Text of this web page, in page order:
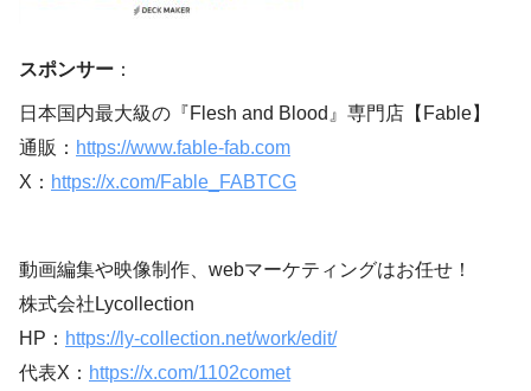
スポンサー ：
日本国内最大級の『Flesh and Blood』専門店【Fable】
通販： https://www.fable-fab.com
X： https://x.com/Fable_FABTCG
動画編集や映像制作、webマーケティングはお任せ！
株式会社Lycollection
HP： https://ly-collection.net/work/edit/
代表X： https://x.com/1102comet